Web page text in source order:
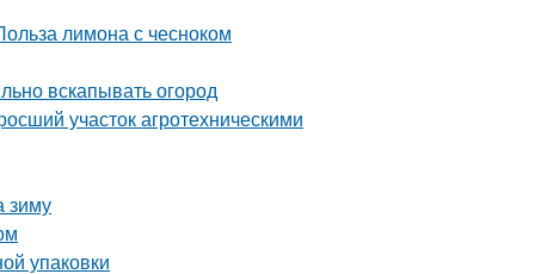
лимона с чесноком
вскапывать огород
участок агротехническими
зиму
упаковки